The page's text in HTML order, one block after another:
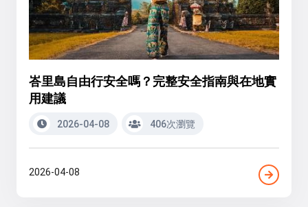
峇里島自由行安全嗎？完整安全指南與在地實
用建議
2026-04-08 406次瀏覽
2026-04-08